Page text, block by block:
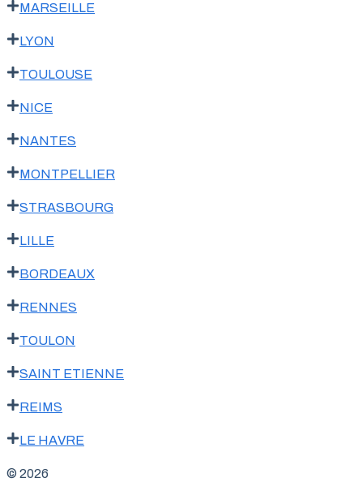
MARSEILLE
LYON
TOULOUSE
NICE
NANTES
MONTPELLIER
STRASBOURG
LILLE
BORDEAUX
RENNES
TOULON
SAINT ETIENNE
REIMS
LE HAVRE
© 2026